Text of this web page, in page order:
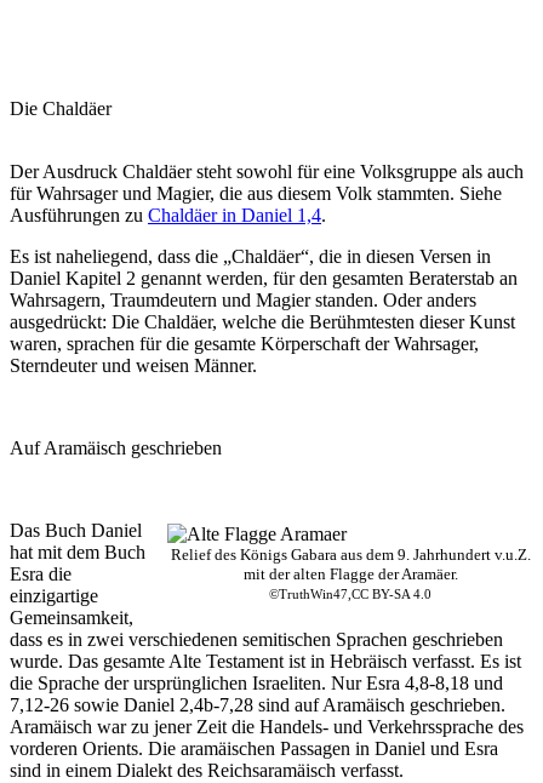
Die Chaldäer
Der Ausdruck Chaldäer steht sowohl für eine Volksgruppe als auch
für Wahrsager und Magier, die aus diesem Volk stammten. Siehe
Ausführungen zu Chaldäer in Daniel 1,4.
Es ist naheliegend, dass die „Chaldäer“, die in diesen Versen in
Daniel Kapitel 2 genannt werden, für den gesamten Beraterstab an
Wahrsagern, Traumdeutern und Magier standen. Oder anders
ausgedrückt: Die Chaldäer, welche die Berühmtesten dieser Kunst
waren, sprachen für die gesamte Körperschaft der Wahrsager,
Sterndeuter und weisen Männer.
Auf Aramäisch geschrieben
Relief des Königs Gabara aus dem 9. Jahrhundert v.u.Z.
mit der alten Flagge der Aramäer.
©TruthWin47,CC BY-SA 4.0
Das Buch Daniel
hat mit dem Buch
Esra die
einzigartige
Gemeinsamkeit,
dass es in zwei verschiedenen semitischen Sprachen geschrieben
wurde. Das gesamte Alte Testament ist in Hebräisch verfasst. Es ist
die Sprache der ursprünglichen Israeliten. Nur Esra 4,8-8,18 und
7,12-26 sowie Daniel 2,4b-7,28 sind auf Aramäisch geschrieben.
Aramäisch war zu jener Zeit die Handels- und Verkehrssprache des
vorderen Orients. Die aramäischen Passagen in Daniel und Esra
sind in einem Dialekt des Reichsaramäisch verfasst.